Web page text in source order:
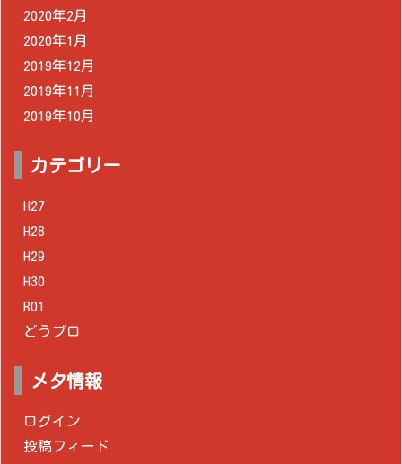
2020年2月
2020年1月
2019年12月
2019年11月
2019年10月
カテゴリー
H27
H28
H29
H30
R01
どうブロ
メタ情報
ログイン
投稿フィード